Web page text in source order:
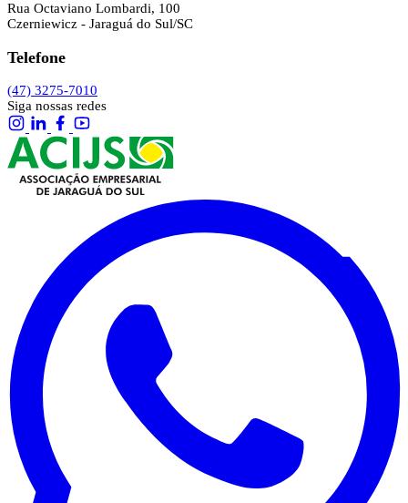
Rua Octaviano Lombardi, 100
Czerniewicz - Jaraguá do Sul/SC
Telefone
(47) 3275-7010
Siga nossas redes